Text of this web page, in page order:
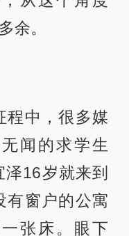
余。
程中，很多媒
闻的求学生
16岁就来到
有窗户的公寓
张床。眼下